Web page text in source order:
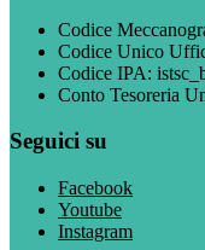
Codice
Codice Unico
Codice IPA:
Conto Tesoreria
Seguici su
Facebook
Youtube
Instagram